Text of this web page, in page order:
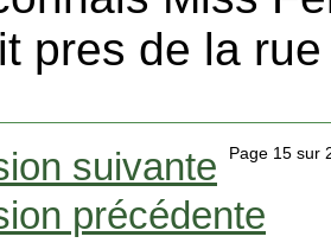
pres de la
Page 15
suivante
précédente